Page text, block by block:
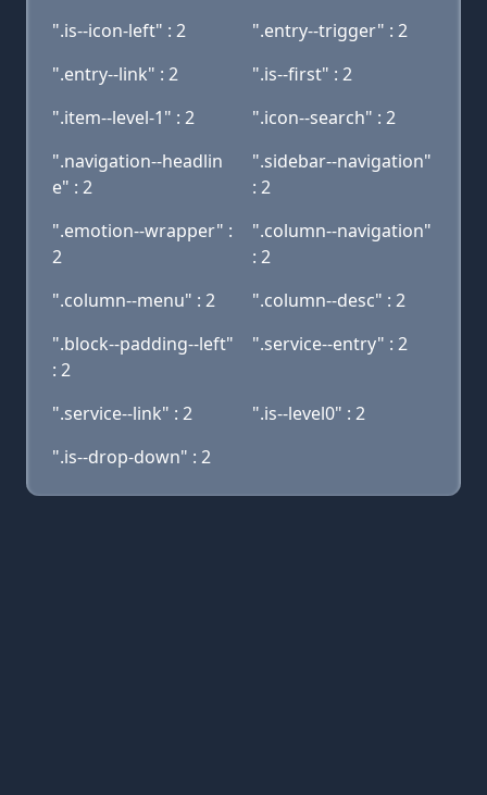
".is--icon-left" : 2
".entry--trigger" : 2
".entry--link" : 2
".is--first" : 2
".item--level-1" : 2
".icon--search" : 2
".navigation--headlin
e" : 2
".sidebar--navigation"
: 2
".emotion--wrapper" :
2
".column--navigation"
: 2
".column--menu" : 2
".column--desc" : 2
".block--padding--left"
: 2
".service--entry" : 2
".service--link" : 2
".is--level0" : 2
".is--drop-down" : 2